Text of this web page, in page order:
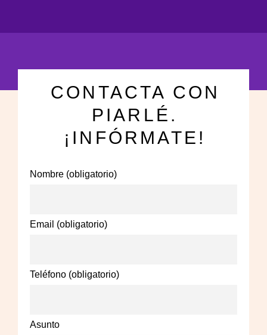
CONTACTA CON
PIARLÉ.
¡INFÓRMATE!
Nombre (obligatorio)
Email (obligatorio)
Teléfono (obligatorio)
Asunto